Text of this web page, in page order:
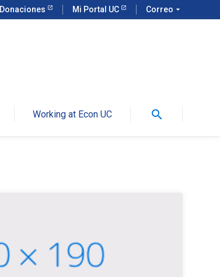
Donaciones Mi Portal UC Correo arrow_drop_down
Working at Econ UC search